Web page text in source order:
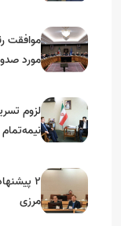
موافقت
مورد
لزوم
۲
مرزی